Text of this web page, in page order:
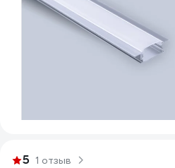
5 1 отзыв